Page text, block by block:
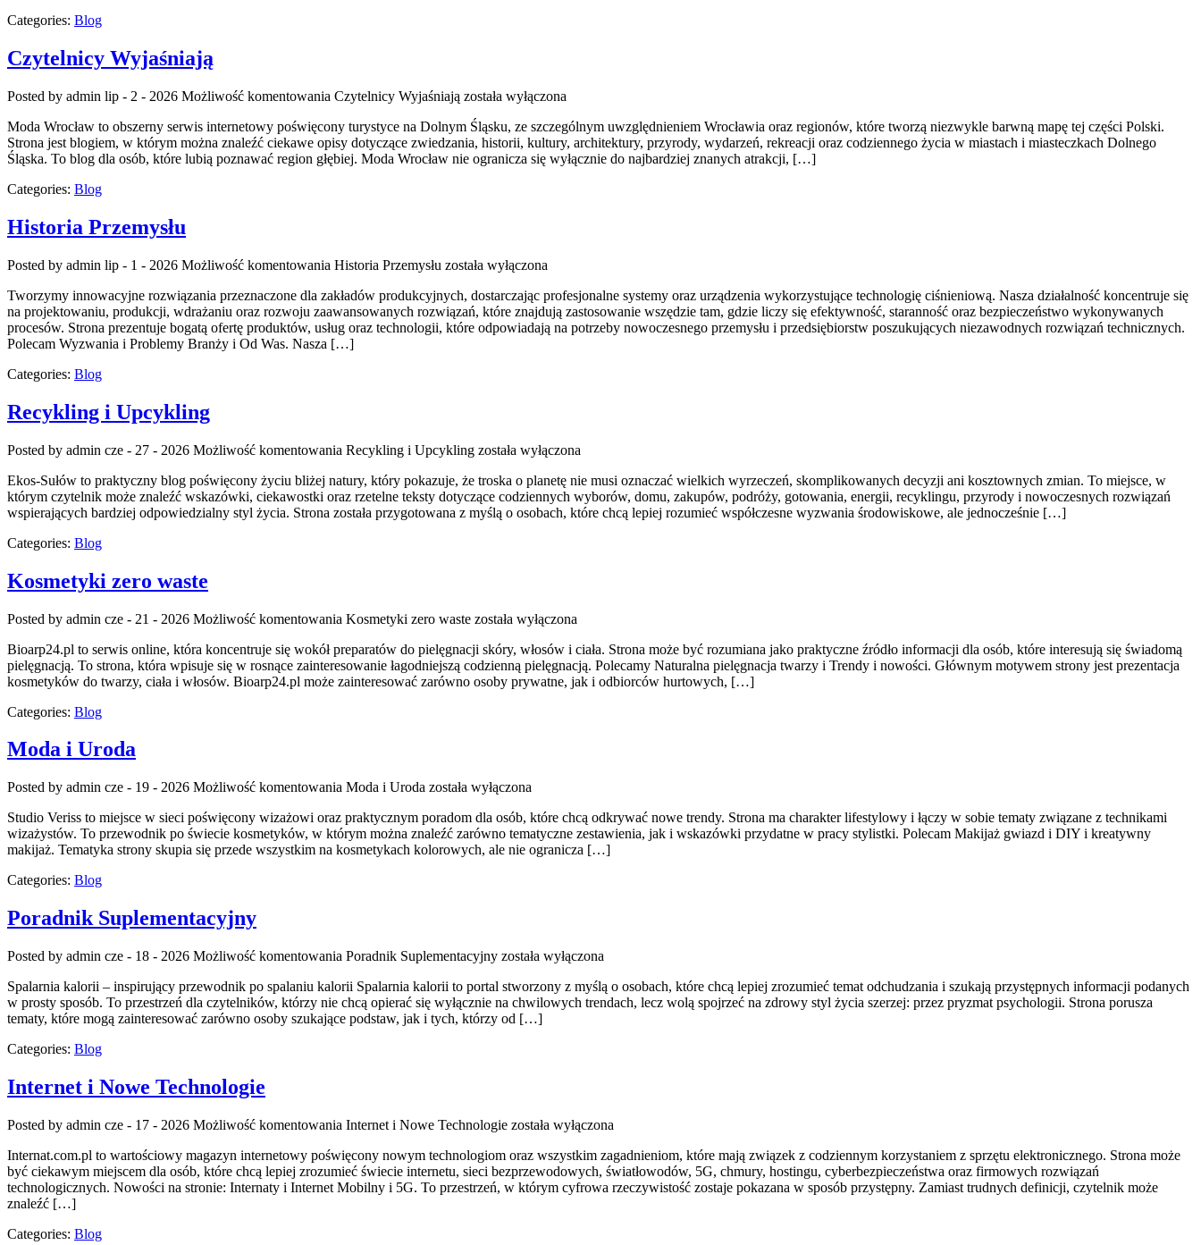
Categories: Blog
Czytelnicy Wyjaśniają
Posted by admin lip - 2 - 2026 Możliwość komentowania Czytelnicy Wyjaśniają została wyłączona
Moda Wrocław to obszerny serwis internetowy poświęcony turystyce na Dolnym Śląsku, ze szczególnym uwzględnieniem Wrocławia oraz regionów, które tworzą niezwykle barwną mapę tej części Polski.
Strona jest blogiem, w którym można znaleźć ciekawe opisy dotyczące zwiedzania, historii, kultury, architektury, przyrody, wydarzeń, rekreacji oraz codziennego życia w miastach i miasteczkach Dolnego
Śląska. To blog dla osób, które lubią poznawać region głębiej. Moda Wrocław nie ogranicza się wyłącznie do najbardziej znanych atrakcji, […]
Categories: Blog
Historia Przemysłu
Posted by admin lip - 1 - 2026 Możliwość komentowania Historia Przemysłu została wyłączona
Tworzymy innowacyjne rozwiązania przeznaczone dla zakładów produkcyjnych, dostarczając profesjonalne systemy oraz urządzenia wykorzystujące technologię ciśnieniową. Nasza działalność koncentruje się
na projektowaniu, produkcji, wdrażaniu oraz rozwoju zaawansowanych rozwiązań, które znajdują zastosowanie wszędzie tam, gdzie liczy się efektywność, staranność oraz bezpieczeństwo wykonywanych
procesów. Strona prezentuje bogatą ofertę produktów, usług oraz technologii, które odpowiadają na potrzeby nowoczesnego przemysłu i przedsiębiorstw poszukujących niezawodnych rozwiązań technicznych.
Polecam Wyzwania i Problemy Branży i Od Was. Nasza […]
Categories: Blog
Recykling i Upcykling
Posted by admin cze - 27 - 2026 Możliwość komentowania Recykling i Upcykling została wyłączona
Ekos-Sułów to praktyczny blog poświęcony życiu bliżej natury, który pokazuje, że troska o planetę nie musi oznaczać wielkich wyrzeczeń, skomplikowanych decyzji ani kosztownych zmian. To miejsce, w
którym czytelnik może znaleźć wskazówki, ciekawostki oraz rzetelne teksty dotyczące codziennych wyborów, domu, zakupów, podróży, gotowania, energii, recyklingu, przyrody i nowoczesnych rozwiązań
wspierających bardziej odpowiedzialny styl życia. Strona została przygotowana z myślą o osobach, które chcą lepiej rozumieć współczesne wyzwania środowiskowe, ale jednocześnie […]
Categories: Blog
Kosmetyki zero waste
Posted by admin cze - 21 - 2026 Możliwość komentowania Kosmetyki zero waste została wyłączona
Bioarp24.pl to serwis online, która koncentruje się wokół preparatów do pielęgnacji skóry, włosów i ciała. Strona może być rozumiana jako praktyczne źródło informacji dla osób, które interesują się świadomą
pielęgnacją. To strona, która wpisuje się w rosnące zainteresowanie łagodniejszą codzienną pielęgnacją. Polecamy Naturalna pielęgnacja twarzy i Trendy i nowości. Głównym motywem strony jest prezentacja
kosmetyków do twarzy, ciała i włosów. Bioarp24.pl może zainteresować zarówno osoby prywatne, jak i odbiorców hurtowych, […]
Categories: Blog
Moda i Uroda
Posted by admin cze - 19 - 2026 Możliwość komentowania Moda i Uroda została wyłączona
Studio Veriss to miejsce w sieci poświęcony wizażowi oraz praktycznym poradom dla osób, które chcą odkrywać nowe trendy. Strona ma charakter lifestylowy i łączy w sobie tematy związane z technikami
wizażystów. To przewodnik po świecie kosmetyków, w którym można znaleźć zarówno tematyczne zestawienia, jak i wskazówki przydatne w pracy stylistki. Polecam Makijaż gwiazd i DIY i kreatywny
makijaż. Tematyka strony skupia się przede wszystkim na kosmetykach kolorowych, ale nie ogranicza […]
Categories: Blog
Poradnik Suplementacyjny
Posted by admin cze - 18 - 2026 Możliwość komentowania Poradnik Suplementacyjny została wyłączona
Spalarnia kalorii – inspirujący przewodnik po spalaniu kalorii Spalarnia kalorii to portal stworzony z myślą o osobach, które chcą lepiej zrozumieć temat odchudzania i szukają przystępnych informacji podanych
w prosty sposób. To przestrzeń dla czytelników, którzy nie chcą opierać się wyłącznie na chwilowych trendach, lecz wolą spojrzeć na zdrowy styl życia szerzej: przez pryzmat psychologii. Strona porusza
tematy, które mogą zainteresować zarówno osoby szukające podstaw, jak i tych, którzy od […]
Categories: Blog
Internet i Nowe Technologie
Posted by admin cze - 17 - 2026 Możliwość komentowania Internet i Nowe Technologie została wyłączona
Internat.com.pl to wartościowy magazyn internetowy poświęcony nowym technologiom oraz wszystkim zagadnieniom, które mają związek z codziennym korzystaniem z sprzętu elektronicznego. Strona może
być ciekawym miejscem dla osób, które chcą lepiej zrozumieć świecie internetu, sieci bezprzewodowych, światłowodów, 5G, chmury, hostingu, cyberbezpieczeństwa oraz firmowych rozwiązań
technologicznych. Nowości na stronie: Internaty i Internet Mobilny i 5G. To przestrzeń, w którym cyfrowa rzeczywistość zostaje pokazana w sposób przystępny. Zamiast trudnych definicji, czytelnik może
znaleźć […]
Categories: Blog